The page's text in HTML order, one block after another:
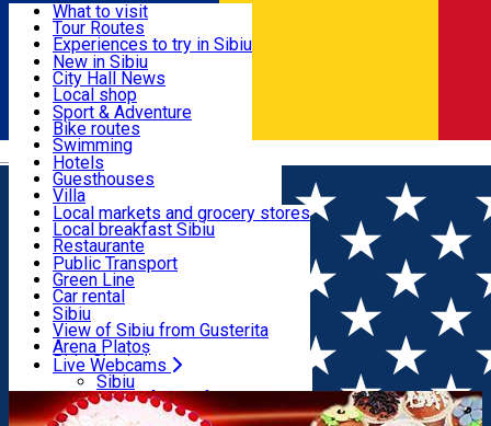
Română
Useful info
Activities & Adventure
Accommodation
Food, Drinks & Nightlife
Transport & Parking
Live Webcams
What to visit
Tour Routes
Experiences to try in Sibiu
Podcast
Culture
Museums
Churches
Parks, Zoo
County of Sibiu
New in Sibiu
City Hall News
Local shop
Sibiu artisans
Sibiul Verde
Public services
Education
How do I get to Sibiu
Tourist Info
Tour Guides
Guided tours
Publicații locale
Beauty salons
Sport & Adventure
Bike routes
Swimming
Riding
Indoor activities
Loc de joacă indoor
Loc de joacă outdoor
Ski
Ice skating
Yoga
Hotels
Guesthouses
Villa
Hostels
Motel
Camping
Renting rooms
Rooms for rent
Accommodation outside Sibiu
Local markets and grocery stores
Local breakfast Sibiu
Restaurante
Pizza
Fast Food
Coffee
Sweets
Pub, Bar
Night clubs
Bakeries
Public Transport
Green Line
Car rental
Rent a bike
Scooter rentals
Taxi
Ride Sharing
Parking tickets
Parking places
Electric vehicle charging points
Sibiu
View of Sibiu from Gusterita
Arena Platoș
Live Webcams
Sibiu
View of Sibiu from Gusterita
Arena Platoș
Home Confectionary